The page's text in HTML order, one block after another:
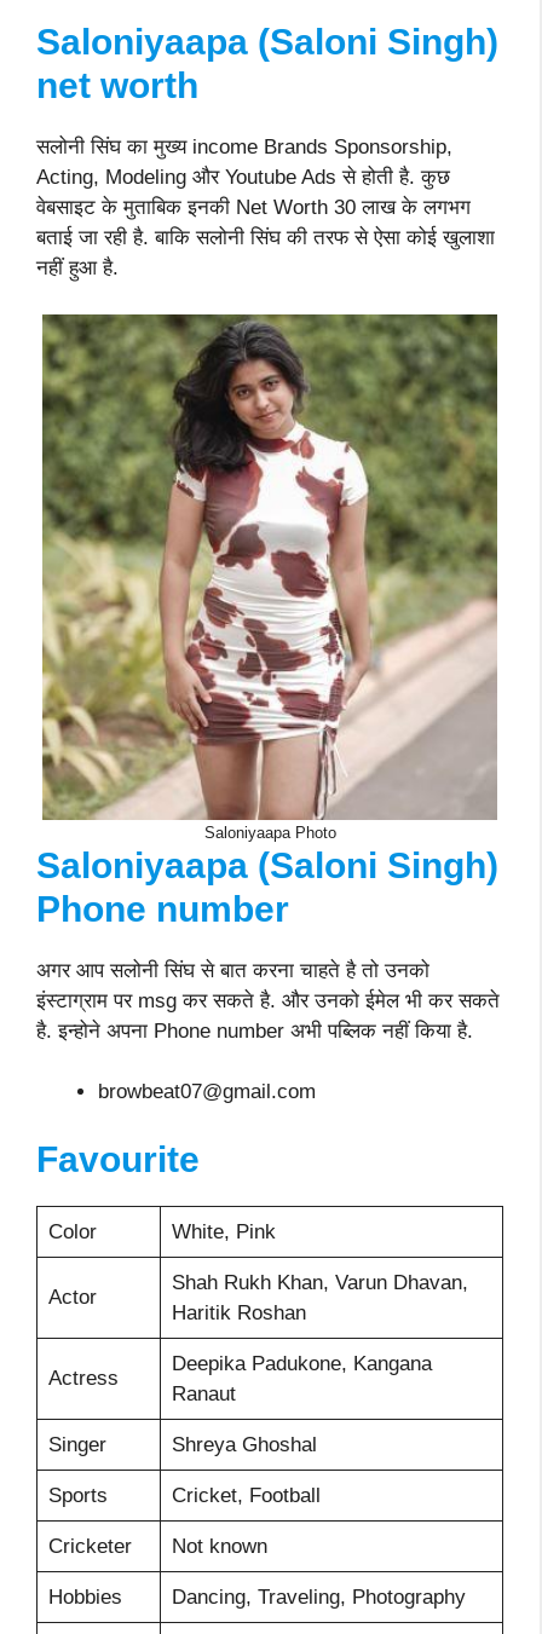
Saloniyaapa (Saloni Singh)
net worth
सलोनी सिंघ का मुख्य income Brands Sponsorship,
Acting, Modeling और Youtube Ads से होती है. कुछ
वेबसाइट के मुताबिक इनकी Net Worth 30 लाख के लगभग
बताई जा रही है. बाकि सलोनी सिंघ की तरफ से ऐसा कोई खुलाशा
नहीं हुआ है.
Saloniyaapa Photo
Saloniyaapa (Saloni Singh)
Phone number
अगर आप सलोनी सिंघ से बात करना चाहते है तो उनको
इंस्टाग्राम पर msg कर सकते है. और उनको ईमेल भी कर सकते
है. इन्होने अपना Phone number अभी पब्लिक नहीं किया है.
browbeat07@gmail.com
Favourite
Color White, Pink
Actor
Shah Rukh Khan, Varun Dhavan,
Haritik Roshan
Actress
Deepika Padukone, Kangana
Ranaut
Singer Shreya Ghoshal
Sports Cricket, Football
Cricketer Not known
Hobbies Dancing, Traveling, Photography